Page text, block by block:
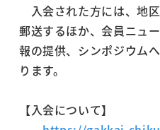
入会された方には、地
郵送するほか、会員ニュ
報の提供、シンポジウム
ります。
【入会について】